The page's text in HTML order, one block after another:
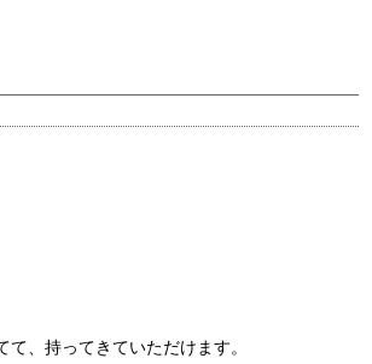
て、持ってきていただけます。